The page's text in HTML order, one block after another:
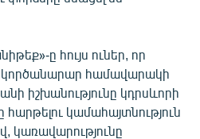
ը հույս ուներ, որ
համավարակի
իշխանությունը կդրսևորի
կամահայտնություն
կառավարությունը